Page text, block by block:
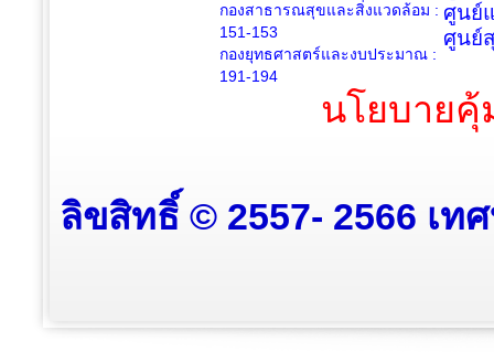
กองสาธารณสุขและสิ่งแวดล้อม :
151-153
กองยุทธศาสตร์และงบประมาณ :
191-194
ศูนย์
ศูนย์
นโยบาย
ลิขสิทธิ์ © 2557- 2566 เท